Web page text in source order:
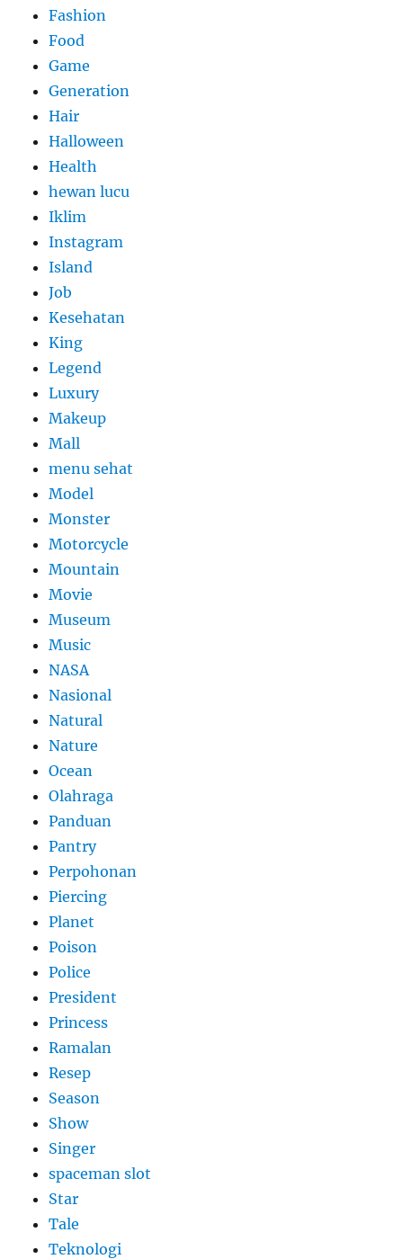
Fashion
Food
Game
Generation
Hair
Halloween
Health
hewan lucu
Iklim
Instagram
Island
Job
Kesehatan
King
Legend
Luxury
Makeup
Mall
menu sehat
Model
Monster
Motorcycle
Mountain
Movie
Museum
Music
NASA
Nasional
Natural
Nature
Ocean
Olahraga
Panduan
Pantry
Perpohonan
Piercing
Planet
Poison
Police
President
Princess
Ramalan
Resep
Season
Show
Singer
spaceman slot
Star
Tale
Teknologi